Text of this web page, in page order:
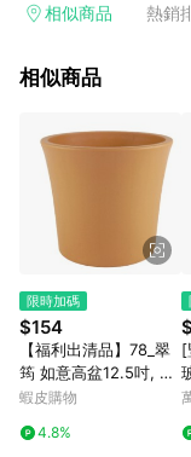
電玩/遊戲/相機/單眼/
的購回饋活動享Yahoo
3. 訂單回饋金額將扣
價券等虛擬貨幣折抵
有相關事證認定您為大
相關認定以Yahoo購物
相似商品 熱銷
相似商品
限時加碼
$154
【福利出清品】78_翠
筠 如意高盆12.5吋, 37
x38.1cm, #E316H, 1個
蝦皮購物
4.8%
[